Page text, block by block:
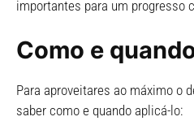
importantes para um progresso
Como e
Para aproveitares ao máximo o
saber como e quando aplicá-lo: